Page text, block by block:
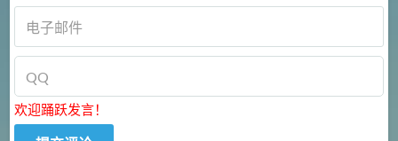
欢迎踊跃发言！